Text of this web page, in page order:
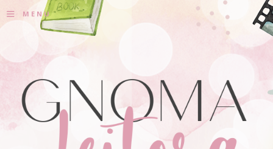
≡ MENU